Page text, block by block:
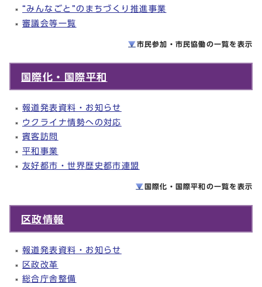
“みんなごと”のまちづくり推進事業
審議会等一覧
市民参加・市民協働の一覧を 表示
国際化・国際平和
報道発表資料・お知らせ
ウクライナ情勢への対応
賓客訪問
平和事業
友好都市・世界歴史都市連盟
国際化・国際平和の一覧を 表示
区政情報
報道発表資料・お知らせ
区政改革
総合庁舎整備